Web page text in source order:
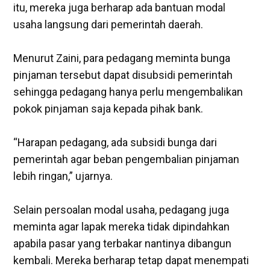
itu, mereka juga berharap ada bantuan modal
usaha langsung dari pemerintah daerah.
‎Menurut Zaini, para pedagang meminta bunga
pinjaman tersebut dapat disubsidi pemerintah
sehingga pedagang hanya perlu mengembalikan
pokok pinjaman saja kepada pihak bank.
‎“Harapan pedagang, ada subsidi bunga dari
pemerintah agar beban pengembalian pinjaman
lebih ringan,” ujarnya.
‎Selain persoalan modal usaha, pedagang juga
meminta agar lapak mereka tidak dipindahkan
apabila pasar yang terbakar nantinya dibangun
kembali. Mereka berharap tetap dapat menempati